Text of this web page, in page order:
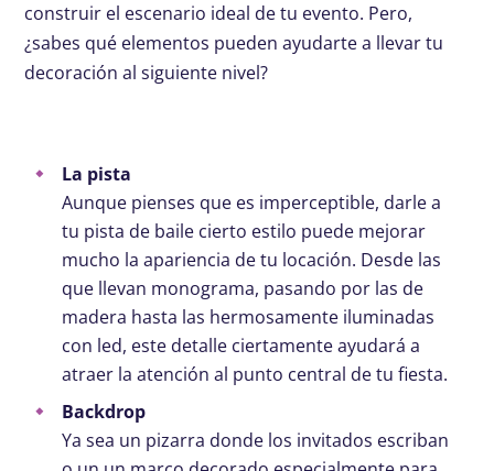
construir el escenario ideal de tu evento. Pero,
¿sabes qué elementos pueden ayudarte a llevar tu
decoración al siguiente nivel?
La pista
Aunque pienses que es imperceptible, darle a
tu pista de baile cierto estilo puede mejorar
mucho la apariencia de tu locación. Desde las
que llevan monograma, pasando por las de
madera hasta las hermosamente iluminadas
con led, este detalle ciertamente ayudará a
atraer la atención al punto central de tu fiesta.
Backdrop
Ya sea un pizarra donde los invitados escriban